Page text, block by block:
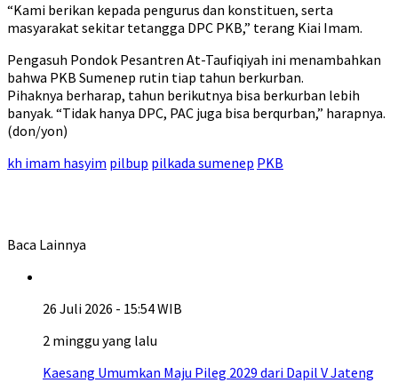
“Kami berikan kepada pengurus dan konstituen, serta
masyarakat sekitar tetangga DPC PKB,” terang Kiai Imam.
Pengasuh Pondok Pesantren At-Taufiqiyah ini menambahkan
bahwa PKB Sumenep rutin tiap tahun berkurban.
Pihaknya berharap, tahun berikutnya bisa berkurban lebih
banyak. “Tidak hanya DPC, PAC juga bisa berqurban,” harapnya.
(don/yon)
kh imam hasyim pilbup pilkada sumenep PKB
Baca Lainnya
26 Juli 2026 - 15:54 WIB
2 minggu yang lalu
Kaesang Umumkan Maju Pileg 2029 dari Dapil V Jateng